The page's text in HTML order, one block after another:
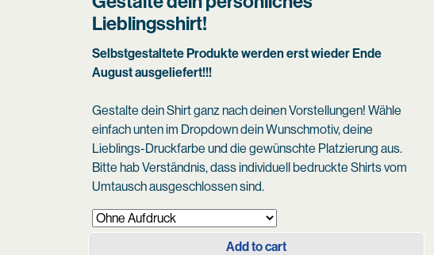
Lieblingsshirt!
Selbstgestaltete Produkte werden erst wieder Ende
August ausgeliefert!!!
Gestalte dein Shirt ganz nach deinen Vorstellungen! Wähle
einfach unten im Dropdown dein Wunschmotiv, deine
Lieblings-Druckfarbe und die gewünschte Platzierung aus.
Bitte hab Verständnis, dass individuell bedruckte Shirts vom
Umtausch ausgeschlossen sind.
Add to cart